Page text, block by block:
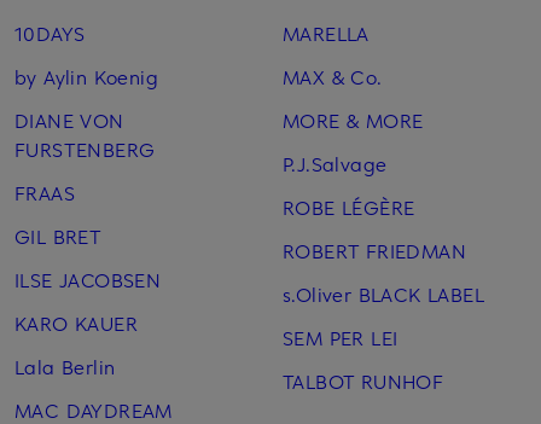
10DAYS
by Aylin Koenig
DIANE VON
FURSTENBERG
FRAAS
GIL BRET
ILSE JACOBSEN
KARO KAUER
Lala Berlin
MAC DAYDREAM
MARELLA
MAX & Co.
MORE & MORE
P.J.Salvage
ROBE LÉGÈRE
ROBERT FRIEDMAN
s.Oliver BLACK LABEL
SEM PER LEI
TALBOT RUNHOF